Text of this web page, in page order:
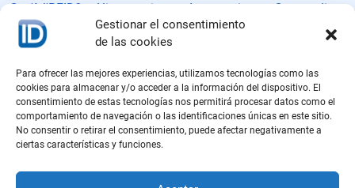
Gestionar el consentimiento
de las cookies
Para ofrecer las mejores experiencias, utilizamos tecnologías como las
cookies para almacenar y/o acceder a la información del dispositivo. El
consentimiento de estas tecnologías nos permitirá procesar datos como el
comportamiento de navegación o las identificaciones únicas en este sitio.
No consentir o retirar el consentimiento, puede afectar negativamente a
ciertas características y funciones.
Cos'è l'RFID? Alimentazione Automazione
Catena di
fornitura
Caratteristiche RFID
Controllo accessi
Controllo qualità
Direttive RFID
Etichette RFID Produzione RFID
alimentare
Industria automobilistica
Inventario
Logistica
Logistica farmaceutica Protocolli RFID
Rain
RFID
Sicurezza Sistema RFID Soluzioni RFID
Vendita
al dettaglio
Vendite